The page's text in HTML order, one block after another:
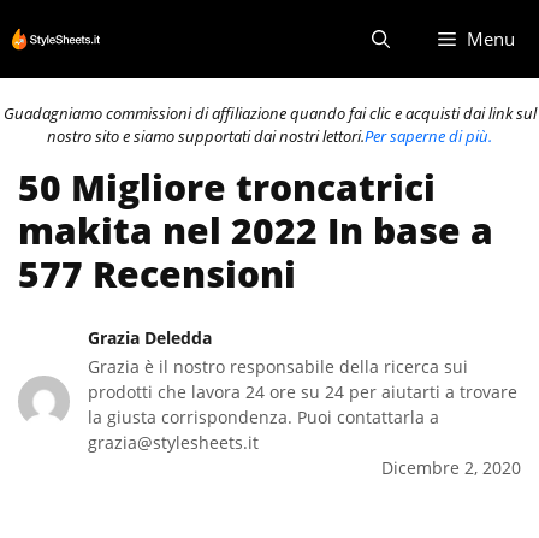
al
contenuto
Menu
Guadagniamo commissioni di affiliazione quando fai clic e acquisti dai link sul
nostro sito e siamo supportati dai nostri lettori.Per saperne di più.
50 Migliore troncatrici
makita nel 2022 In base a
577 Recensioni
Grazia Deledda
Grazia è il nostro responsabile della ricerca sui
prodotti che lavora 24 ore su 24 per aiutarti a trovare
la giusta corrispondenza. Puoi contattarla a
grazia@stylesheets.it
Dicembre 2, 2020